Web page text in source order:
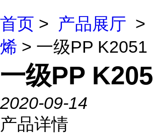
首页 > 产品展厅 >
烯 > 一级PP K2051
一级PP
2020-09-14
产品详情